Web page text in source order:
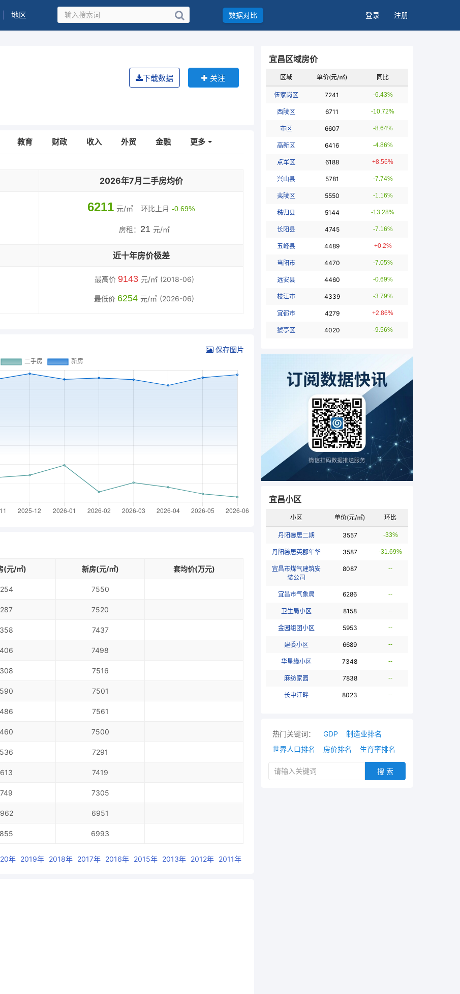
地区 数据对比 登录 注册
关注
下载数据
教育 财政 收入 外贸 金融 更多
2026年7月二手房均价
6211 元/㎡ 环比上月 -0.69%
房租： 21 元/㎡
近十年房价极差
最高价 9143 元/㎡ (2018-06)
最低价 6254 元/㎡ (2026-06)
保存图片
(元/㎡) 新房(元/㎡) 套均价(万元)
7550
7520
7437
7498
7516
7501
7561
7500
7291
7419
7305
6951
6993
年 2019年 2018年 2017年 2016年 2015年 2013年 2012年 2011年
宜昌区域房价
区域 单价(元/㎡) 同比
伍家岗区 7241 -6.43%
西陵区 6711 -10.72%
市区 6607 -8.64%
高新区 6416 -4.86%
点军区 6188 +8.56%
兴山县 5781 -7.74%
夷陵区 5550 -1.16%
秭归县 5144 -13.28%
长阳县 4745 -7.16%
五峰县 4489 +0.2%
当阳市 4470 -7.05%
远安县 4460 -0.69%
枝江市 4339 -3.79%
宜都市 4279 +2.86%
猇亭区 4020 -9.56%
宜昌小区
小区 单价(元/㎡) 环比
丹阳馨居二期 3557 -33%
丹阳馨居英郡年华 3587 -31.69%
宜昌市煤气建筑安
装公司
8087 --
宜昌市气象局 6286 --
卫生局小区 8158 --
金园组团小区 5953 --
建委小区 6689 --
华星缘小区 7348 --
麻纺家园 7838 --
长中江畔 8023 --
热门关键词： GDP
制造业排名
世界人口排名
房价排名 生育率排名
搜 索